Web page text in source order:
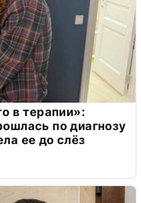
в терапии»:
по диагнозу
ее до слёз